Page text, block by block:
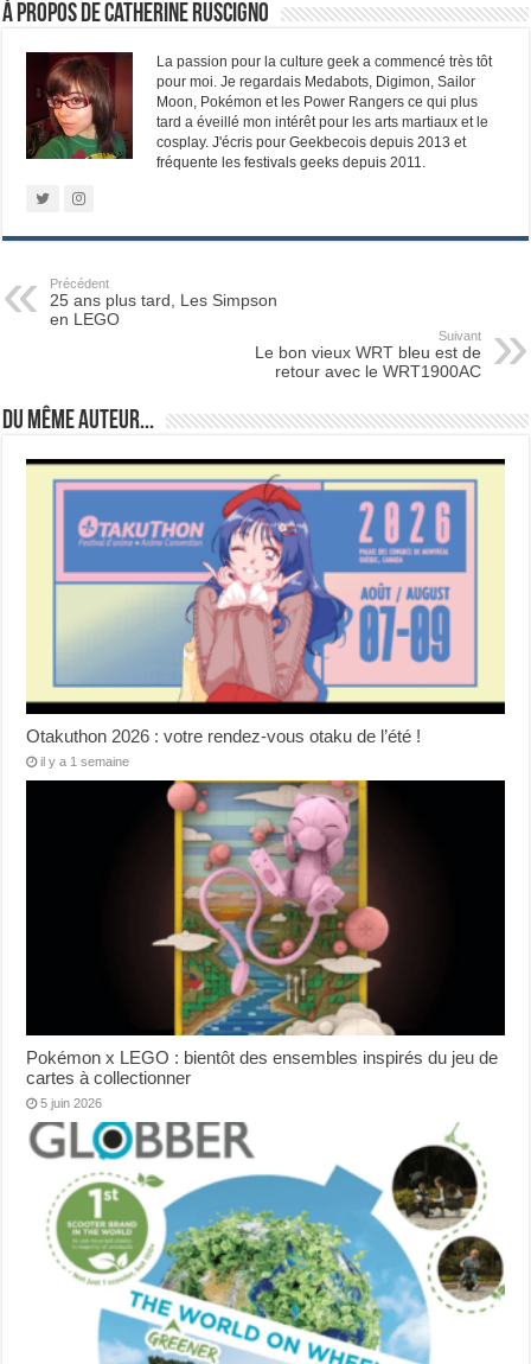
À propos de Catherine Ruscigno
La passion pour la culture geek a commencé très tôt
pour moi. Je regardais Medabots, Digimon, Sailor
Moon, Pokémon et les Power Rangers ce qui plus
tard a éveillé mon intérêt pour les arts martiaux et le
cosplay. J'écris pour Geekbecois depuis 2013 et
fréquente les festivals geeks depuis 2011.
Précédent
25 ans plus tard, Les Simpson
en LEGO
Suivant
Le bon vieux WRT bleu est de
retour avec le WRT1900AC
Du même auteur...
Otakuthon 2026 : votre rendez-vous otaku de l’été !
il y a 1 semaine
Pokémon x LEGO : bientôt des ensembles inspirés du jeu de
cartes à collectionner
5 juin 2026